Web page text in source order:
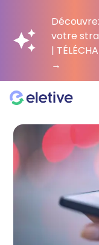
votre
|
→
Plateforme
Pourquoi